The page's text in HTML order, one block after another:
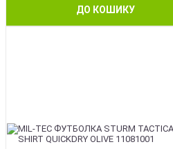
ДО КОШИКУ